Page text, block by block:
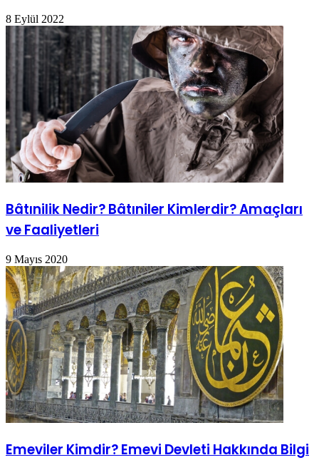
8 Eylül 2022
Bâtınilik Nedir? Bâtıniler Kimlerdir? Amaçları
ve Faaliyetleri
9 Mayıs 2020
Emeviler Kimdir? Emevi Devleti Hakkında Bilgi